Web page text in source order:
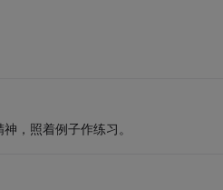
，照着例子作练习。